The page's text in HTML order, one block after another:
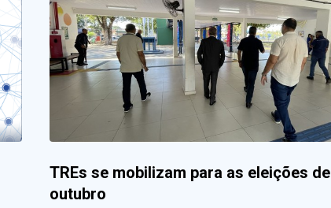
TREs se mobilizam para as eleições de
outubro